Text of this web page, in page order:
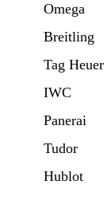
Omega
Breitling
Tag Heuer
IWC
Panerai
Tudor
Hublot